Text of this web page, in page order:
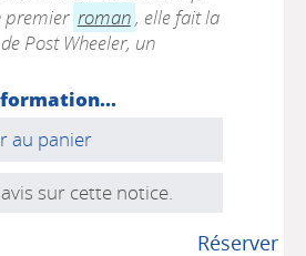
premier roman, elle fait la
Post Wheeler, un
au panier
sur cette notice.
Réserver